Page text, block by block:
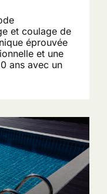
et coulage de
éprouvée
et une
ans avec un